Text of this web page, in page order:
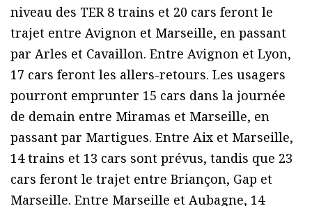
niveau des TER 8 trains et 20 cars feront le
trajet entre Avignon et Marseille, en passant
par Arles et Cavaillon. Entre Avignon et Lyon,
17 cars feront les allers-retours. Les usagers
pourront emprunter 15 cars dans la journée
de demain entre Miramas et Marseille, en
passant par Martigues. Entre Aix et Marseille,
14 trains et 13 cars sont prévus, tandis que 23
cars feront le trajet entre Briançon, Gap et
Marseille. Entre Marseille et Aubagne, 14